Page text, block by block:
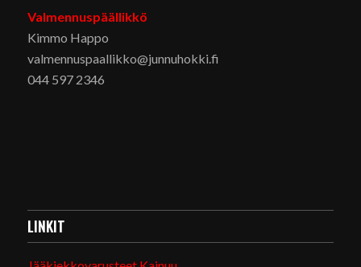
Valmennuspäällikkö
Kimmo Happo
valmennuspaallikko@junnuhokki.fi
044 597 2346
LINKIT